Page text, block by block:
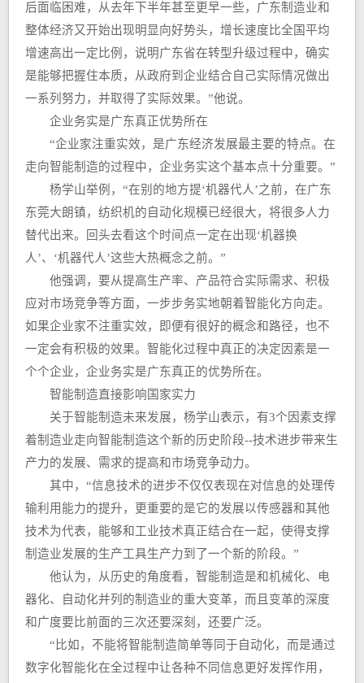
后面临困难，从去年下半年甚至更早一些，广东制造业和
整体经济又开始出现明显向好势头，增长速度比全国平均
增速高出一定比例，说明广东省在转型升级过程中，确实
是能够把握住本质，从政府到企业结合自己实际情况做出
一系列努力，并取得了实际效果。”他说。
企业务实是广东真正优势所在
“企业家注重实效，是广东经济发展最主要的特点。在
走向智能制造的过程中，企业务实这个基本点十分重要。”
杨学山举例，“在别的地方提‘机器代人’之前，在广东
东莞大朗镇，纺织机的自动化规模已经很大，将很多人力
替代出来。回头去看这个时间点一定在出现‘机器换
人’、‘机器代人’这些大热概念之前。”
他强调，要从提高生产率、产品符合实际需求、积极
应对市场竞争等方面，一步步务实地朝着智能化方向走。
如果企业家不注重实效，即便有很好的概念和路径，也不
一定会有积极的效果。智能化过程中真正的决定因素是一
个个企业，企业务实是广东真正的优势所在。
智能制造直接影响国家实力
关于智能制造未来发展，杨学山表示，有3个因素支撑
着制造业走向智能制造这个新的历史阶段--技术进步带来生
产力的发展、需求的提高和市场竞争动力。
其中，“信息技术的进步不仅仅表现在对信息的处理传
输利用能力的提升，更重要的是它的发展以传感器和其他
技术为代表，能够和工业技术真正结合在一起，使得支撑
制造业发展的生产工具生产力到了一个新的阶段。”
他认为，从历史的角度看，智能制造是和机械化、电
器化、自动化并列的制造业的重大变革，而且变革的深度
和广度要比前面的三次还要深刻，还要广泛。
“比如，不能将智能制造简单等同于自动化，而是通过
数字化智能化在全过程中让各种不同信息更好发挥作用，